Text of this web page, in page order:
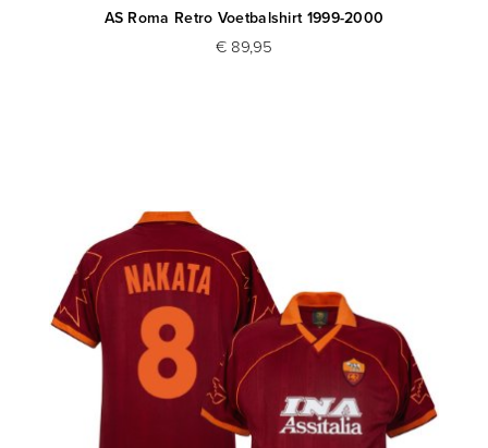
AS Roma Retro Voetbalshirt 1999-2000
€ 89,95